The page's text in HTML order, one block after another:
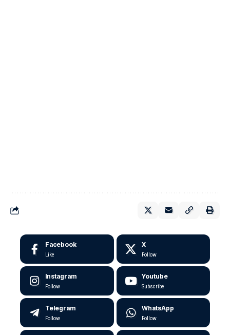
Facebook
Like
X
Follow
Instagram
Follow
Youtube
Subscribe
Telegram
Follow
WhatsApp
Follow